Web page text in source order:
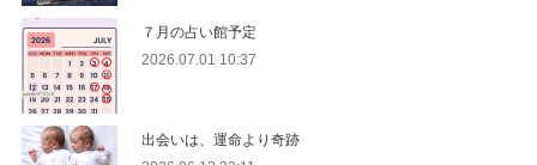
７月の占い館予定
2026.07.01 10:37
出会いは、運命より奇跡